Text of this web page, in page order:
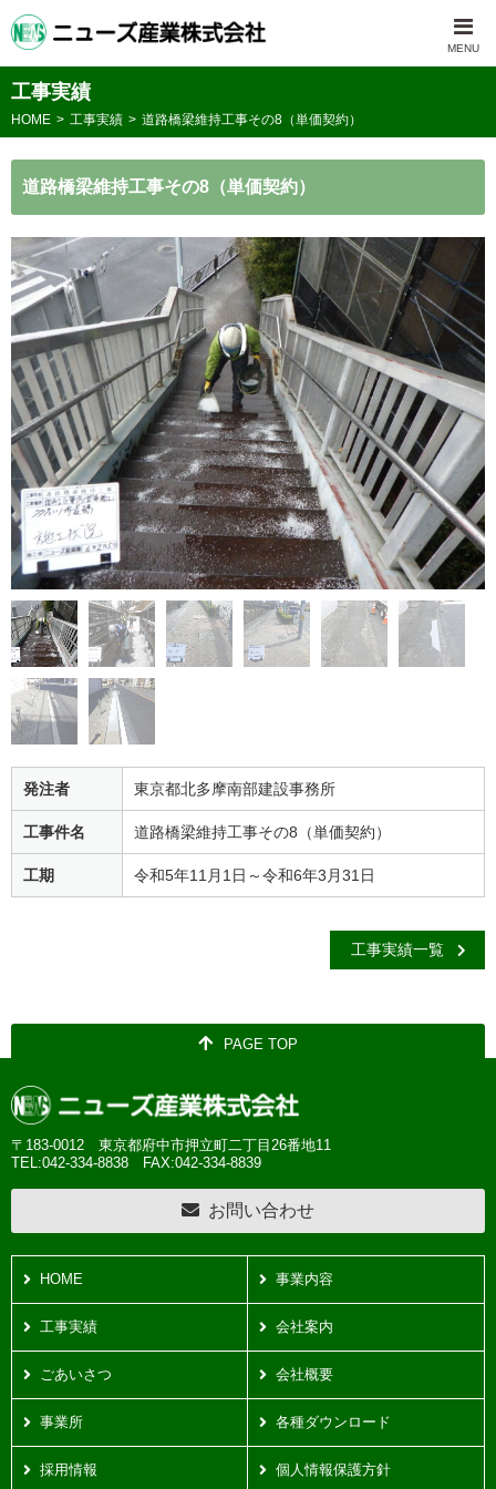
工事実績
HOME 工事実績 道路橋梁維持工事その8（単価契約）
道路橋梁維持工事その8（単価契約）
発注者 東京都北多摩南部建設事務所
工事件名 道路橋梁維持工事その8（単価契約）
工期 令和5年11月1日～令和6年3月31日
工事実績一覧
PAGE TOP
〒183-0012 東京都府中市押立町二丁目26番地11
TEL:042-334-8838
FAX:042-334-8839
お問い合わせ
HOME 事業内容
工事実績 会社案内
ごあいさつ 会社概要
事業所 各種ダウンロード
採用情報 個人情報保護方針